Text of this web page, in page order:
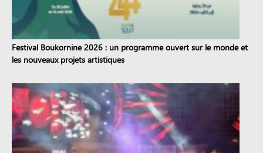
Festival Boukornine 2026 : un programme ouvert sur le monde et
les nouveaux projets artistiques